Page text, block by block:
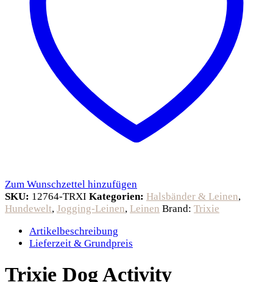
Zum Wunschzettel hinzufügen
SKU: 12764-TRXI Kategorien: Halsbänder & Leinen,
Hundewelt, Jogging-Leinen, Leinen Brand: Trixie
Artikelbeschreibung
Lieferzeit & Grundpreis
Trixie Dog Activity